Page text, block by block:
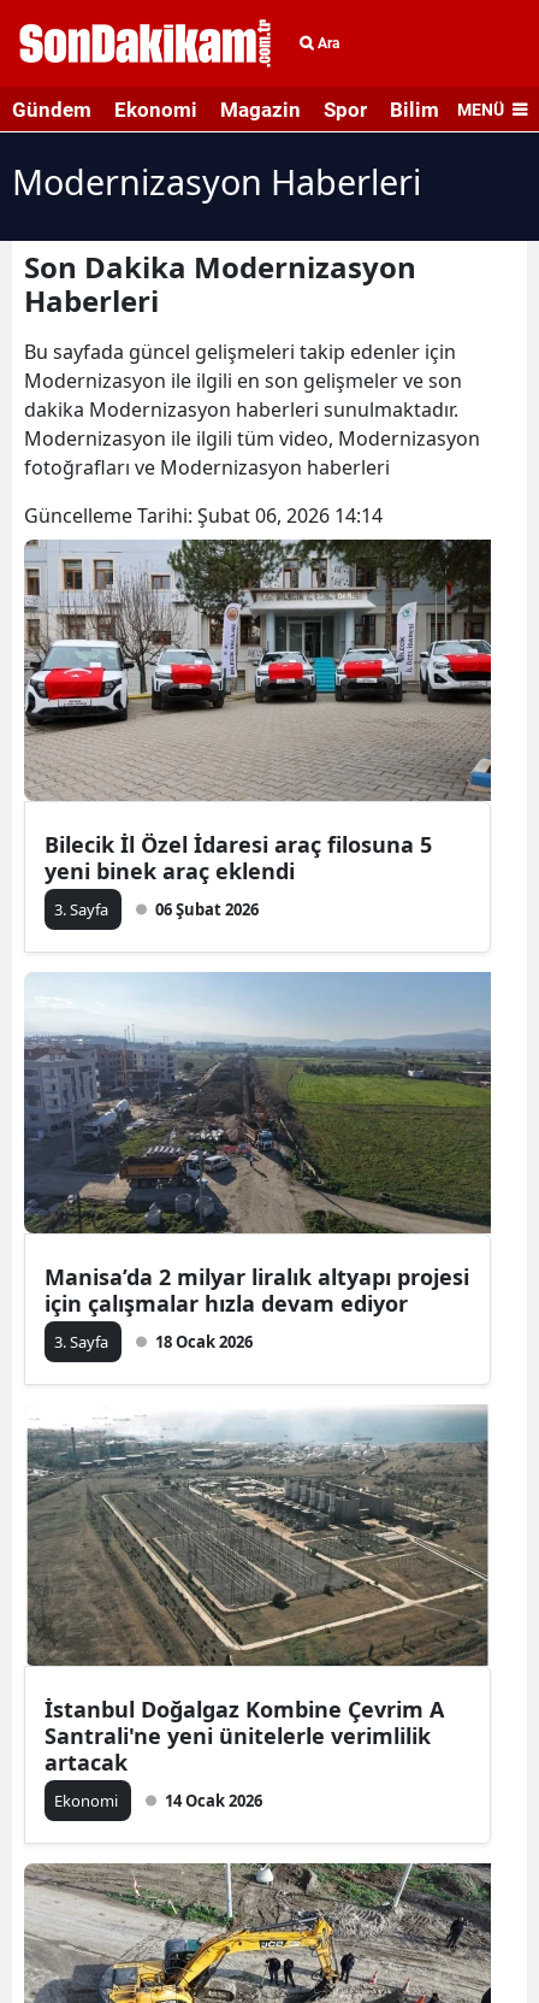
Ara
Gündem Ekonomi Magazin Spor Bilim veMENÜ
Modernizasyon Haberleri
Son Dakika Modernizasyon
Haberleri
Bu sayfada güncel gelişmeleri takip edenler için
Modernizasyon ile ilgili en son gelişmeler ve son
dakika Modernizasyon haberleri sunulmaktadır.
Modernizasyon ile ilgili tüm video, Modernizasyon
fotoğrafları ve Modernizasyon haberleri
Güncelleme Tarihi: Şubat 06, 2026 14:14
Bilecik İl Özel İdaresi araç filosuna 5
yeni binek araç eklendi
3. Sayfa 06 Şubat 2026
Manisa’da 2 milyar liralık altyapı projesi
için çalışmalar hızla devam ediyor
3. Sayfa 18 Ocak 2026
İstanbul Doğalgaz Kombine Çevrim A
Santrali'ne yeni ünitelerle verimlilik
artacak
Ekonomi 14 Ocak 2026